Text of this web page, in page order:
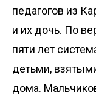
педагогов из
и их дочь. По
пяти лет
детьми,
дома.